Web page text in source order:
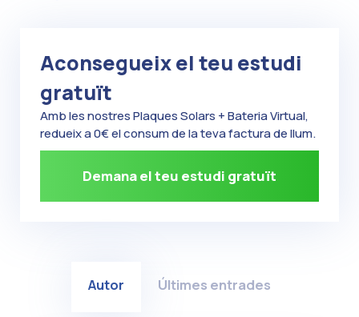
Aconsegueix el teu estudi
gratuït
Amb les nostres Plaques Solars + Bateria Virtual,
redueix a 0€ el consum de la teva factura de llum.
Demana el teu estudi gratuït
Autor Últimes entrades